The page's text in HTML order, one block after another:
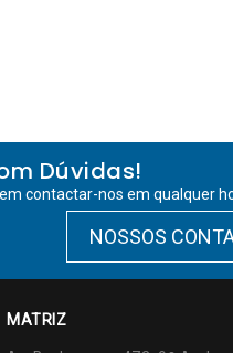
Dúvidas!
contactar-nos em qualquer
NOSSOS
MATRIZ